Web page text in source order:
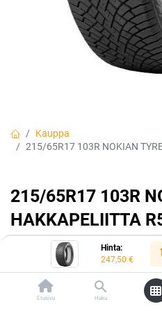
Hinta:
247,50 €
Etusivu Haku
Kauppa
215/65R17 103R NOKIAN
215/65R17 103R
HAKKAPELIITTA
6419440489810 Tuotekoodi:
247,50€/ kpl